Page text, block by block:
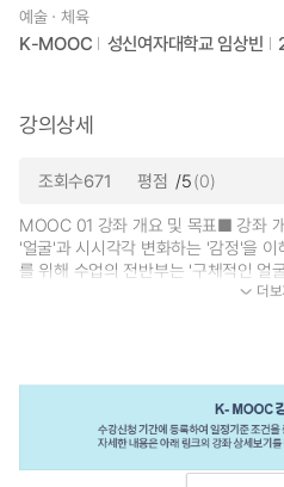
예술ㆍ체육
K-MOOC 성신여자대학교 임상빈
강의상세
조회수671 평점 /5(0)
MOOC 01 강좌 개요 및 목표■ 강좌
'얼굴'과 시시각각 변화하는 '감정'을
를 위해 수업의 전반부는 '구체적인 얼
정'을 다룬다. 얼굴과 감정을 일종의 '...
더보